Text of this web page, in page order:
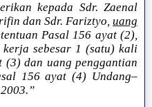
kepada Sdr. Zaenal
dan Sdr. Fariztyo, uang
Pasal 156 ayat (2),
kerja sebesar 1 (satu) kali
(3) dan uang penggantian
156 ayat (4) Undang–